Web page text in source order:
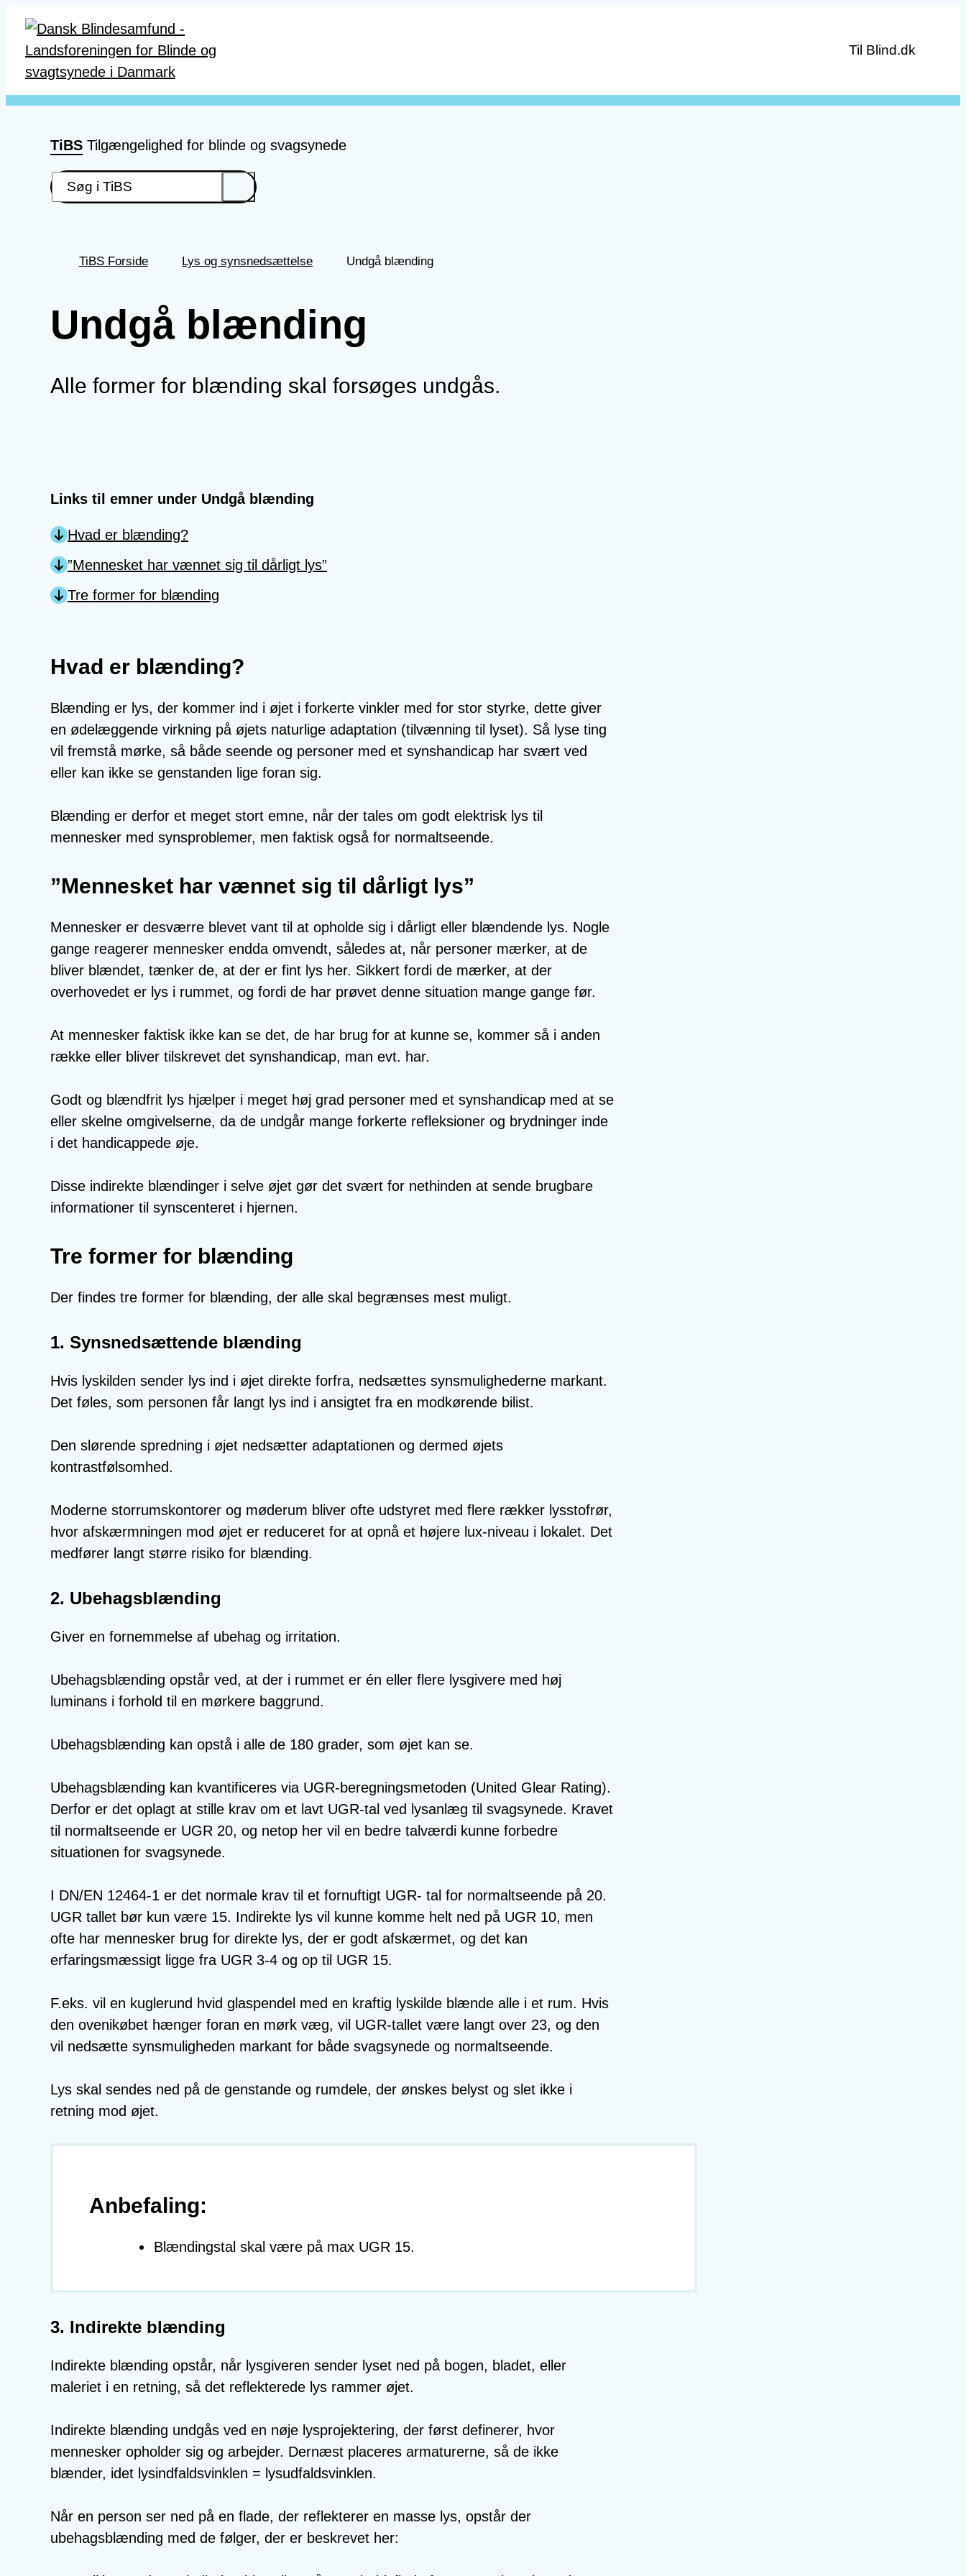
Gå til hovedindhold
Til Blind.dk
TiBS Tilgængelighed for blinde og svagsynede
her:
TiBS Forside Lys og synsnedsættelse Undgå blænding
Undgå blænding
Alle former for blænding skal forsøges undgås.
Links til emner under Undgå blænding
Hvad er blænding?
”Mennesket har vænnet sig til dårligt lys”
Tre former for blænding
Hvad er blænding?
Blænding er lys, der kommer ind i øjet i forkerte vinkler med for stor styrke, dette giver
en ødelæggende virkning på øjets naturlige adaptation (tilvænning til lyset). Så lyse ting
vil fremstå mørke, så både seende og personer med et synshandicap har svært ved
eller kan ikke se genstanden lige foran sig.
Blænding er derfor et meget stort emne, når der tales om godt elektrisk lys til
mennesker med synsproblemer, men faktisk også for normaltseende.
”Mennesket har vænnet sig til dårligt lys”
Mennesker er desværre blevet vant til at opholde sig i dårligt eller blændende lys. Nogle
gange reagerer mennesker endda omvendt, således at, når personer mærker, at de
bliver blændet, tænker de, at der er fint lys her. Sikkert fordi de mærker, at der
overhovedet er lys i rummet, og fordi de har prøvet denne situation mange gange før.
At mennesker faktisk ikke kan se det, de har brug for at kunne se, kommer så i anden
række eller bliver tilskrevet det synshandicap, man evt. har.
Godt og blændfrit lys hjælper i meget høj grad personer med et synshandicap med at se
eller skelne omgivelserne, da de undgår mange forkerte refleksioner og brydninger inde
i det handicappede øje.
Disse indirekte blændinger i selve øjet gør det svært for nethinden at sende brugbare
informationer til synscenteret i hjernen.
Tre former for blænding
Der findes tre former for blænding, der alle skal begrænses mest muligt.
1. Synsnedsættende blænding
Hvis lyskilden sender lys ind i øjet direkte forfra, nedsættes synsmulighederne markant.
Det føles, som personen får langt lys ind i ansigtet fra en modkørende bilist.
Den slørende spredning i øjet nedsætter adaptationen og dermed øjets
kontrastfølsomhed.
Moderne storrumskontorer og møderum bliver ofte udstyret med flere rækker lysstofrør,
hvor afskærmningen mod øjet er reduceret for at opnå et højere lux-niveau i lokalet. Det
medfører langt større risiko for blænding.
2. Ubehagsblænding
Giver en fornemmelse af ubehag og irritation.
Ubehagsblænding opstår ved, at der i rummet er én eller flere lysgivere med høj
luminans i forhold til en mørkere baggrund.
Ubehagsblænding kan opstå i alle de 180 grader, som øjet kan se.
Ubehagsblænding kan kvantificeres via UGR-beregningsmetoden (United Glear Rating).
Derfor er det oplagt at stille krav om et lavt UGR-tal ved lysanlæg til svagsynede. Kravet
til normaltseende er UGR 20, og netop her vil en bedre talværdi kunne forbedre
situationen for svagsynede.
I DN/EN 12464-1 er det normale krav til et fornuftigt UGR- tal for normaltseende på 20.
UGR tallet bør kun være 15. Indirekte lys vil kunne komme helt ned på UGR 10, men
ofte har mennesker brug for direkte lys, der er godt afskærmet, og det kan
erfaringsmæssigt ligge fra UGR 3-4 og op til UGR 15.
F.eks. vil en kuglerund hvid glaspendel med en kraftig lyskilde blænde alle i et rum. Hvis
den ovenikøbet hænger foran en mørk væg, vil UGR-tallet være langt over 23, og den
vil nedsætte synsmuligheden markant for både svagsynede og normaltseende.
Lys skal sendes ned på de genstande og rumdele, der ønskes belyst og slet ikke i
retning mod øjet.
Anbefaling:
Blændingstal skal være på max UGR 15.
3. Indirekte blænding
Indirekte blænding opstår, når lysgiveren sender lyset ned på bogen, bladet, eller
maleriet i en retning, så det reflekterede lys rammer øjet.
Indirekte blænding undgås ved en nøje lysprojektering, der først definerer, hvor
mennesker opholder sig og arbejder. Dernæst placeres armaturerne, så de ikke
blænder, idet lysindfaldsvinklen = lysudfaldsvinklen.
Når en person ser ned på en flade, der reflekterer en masse lys, opstår der
ubehagsblænding med de følger, der er beskrevet her: